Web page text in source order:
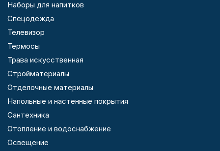
Наборы для напитков
Спецодежда
Телевизор
Термосы
Трава искусственная
Стройматериалы
Отделочные материалы
Напольные и настенные покрытия
Сантехника
Отопление и водоснабжение
Освещение